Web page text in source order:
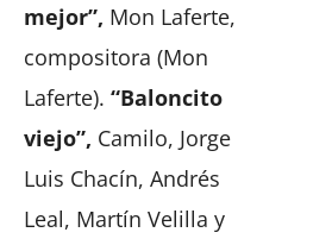
mejor”, Mon Laferte,
compositora (Mon
Laferte). “Baloncito
viejo”, Camilo, Jorge
Luis Chacín, Andrés
Leal, Martín Velilla y